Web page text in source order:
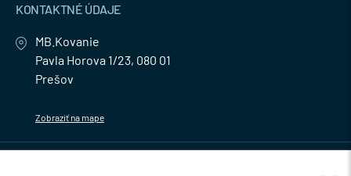
KONTAKTNÉ ÚDAJE
MB.Kovanie
Pavla Horova 1/23, 080 01
Prešov
Zobraziť na mape